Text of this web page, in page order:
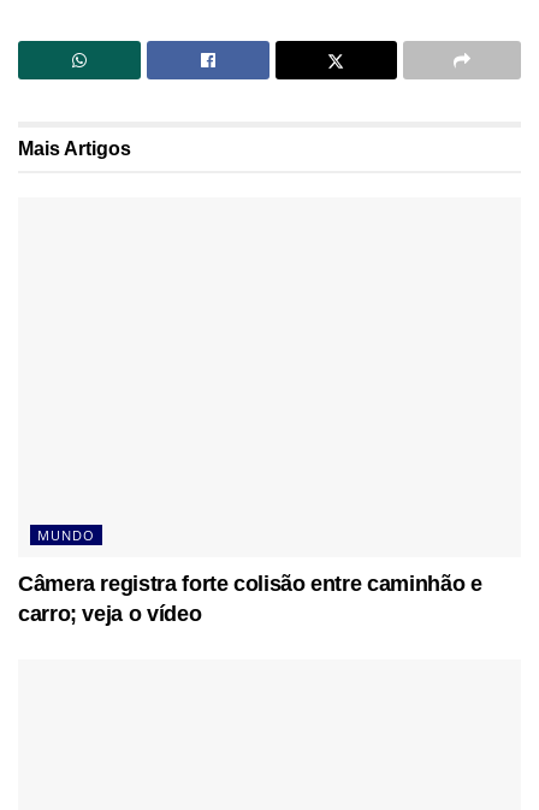
MaisArtigos
MUNDO
Câmera registra forte colisão entre caminhão e
carro; veja o vídeo